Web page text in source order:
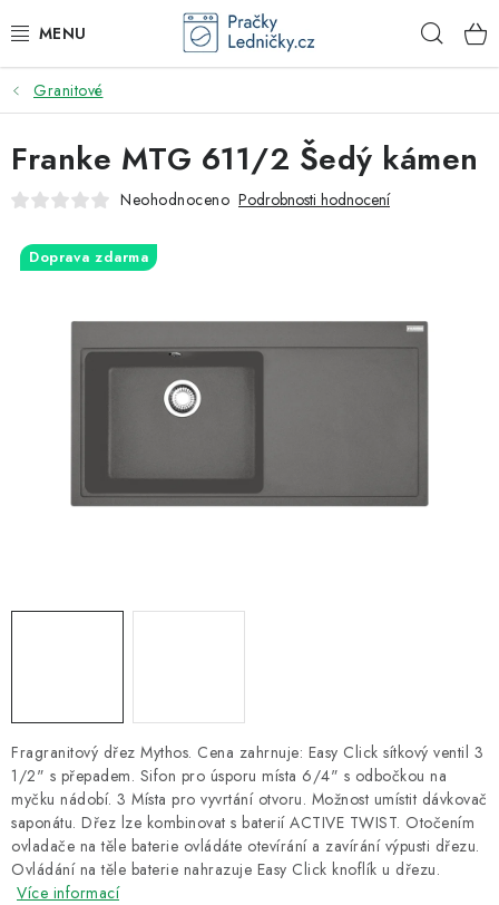
na
DODAVATEL
VESTAVNÉ SPOTŘEBIČE
VOLNĚ STOJÍCÍ SPOTŘEBIČE
DŘEZY A BATERIE
ODSAVAČE PAR
ZNAČKY
Granitové
Fragranitový dřez Mythos. Cena zahrnuje: Easy Click sítkový ventil 3
1/2" s přepadem. Sifon pro úsporu místa 6/4" s odbočkou na
myčku nádobí. 3 Místa pro vyvrtání otvoru. Možnost umístit dávkovač
saponátu. Dřez lze kombinovat s baterií ACTIVE TWIST. Otočením
ovladače na těle baterie ovládáte otevírání a zavírání výpusti dřezu.
Ovládání na těle baterie nahrazuje Easy Click knoflík u dřezu.
Více informací
Franke MTG 611/2 Šedý kámen
Neohodnoceno Podrobnosti hodnocení
Doprava zdarma